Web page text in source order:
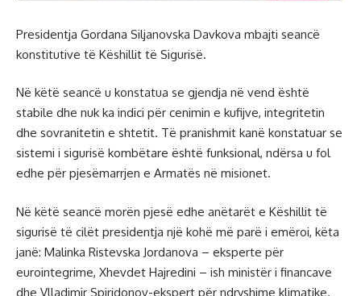
Presidentja Gordana Siljanovska Davkova mbajti seancë
konstitutive të Këshillit të Sigurisë.
Në këtë seancë u konstatua se gjendja në vend është
stabile dhe nuk ka indici për cenimin e kufijve, integritetin
dhe sovranitetin e shtetit. Të pranishmit kanë konstatuar se
sistemi i sigurisë kombëtare është funksional, ndërsa u fol
edhe për pjesëmarrjen e Armatës në misionet.
Në këtë seancë morën pjesë edhe anëtarët e Këshillit të
sigurisë të cilët presidentja një kohë më parë i emëroi, këta
janë: Malinka Ristevska Jordanova – eksperte për
eurointegrime, Xhevdet Hajredini – ish ministër i financave
dhe Vlladimir Spiridonov-ekspert për ndryshime klimatike.